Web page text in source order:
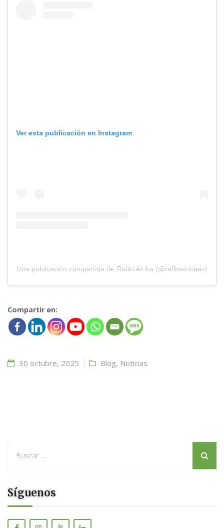
Ver esta publicación en Instagram
Una publicación compartida de Rafiki Afrika (@rafikiafricaes)
Compartir en:
30 octubre, 2025 Blog, Noticias
Síguenos